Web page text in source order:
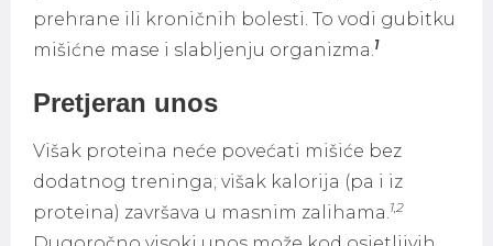
prehrane ili kroničnih bolesti. To vodi gubitku
mišićne mase i slabljenju organizma.1
Pretjeran unos
Višak proteina neće povećati mišiće bez
dodatnog treninga; višak kalorija (pa i iz
proteina) završava u masnim zalihama.1,2